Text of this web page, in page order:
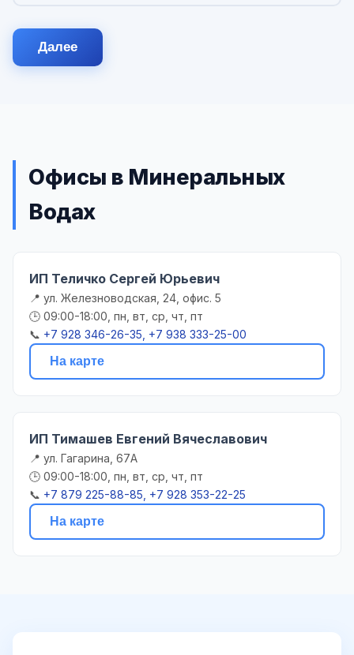
Далее
Офисы в Минеральных
Водах
ИП Теличко Сергей Юрьевич
📍 ул. Железноводская, 24, офис. 5
🕒 09:00-18:00, пн, вт, ср, чт, пт
📞 +7 928 346-26-35, +7 938 333-25-00
На карте
ИП Тимашев Евгений Вячеславович
📍 ул. Гагарина, 67А
🕒 09:00-18:00, пн, вт, ср, чт, пт
📞 +7 879 225-88-85, +7 928 353-22-25
На карте